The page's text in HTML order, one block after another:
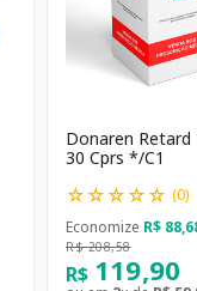
Donaren Retard
30 Cprs */C1
☆☆☆☆☆ (0)
Economize R$ 88,
R$ 208,58
R$ 119,90